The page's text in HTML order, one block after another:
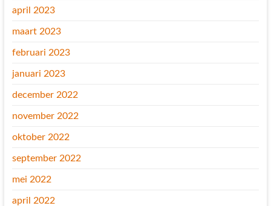
april 2023
maart 2023
februari 2023
januari 2023
december 2022
november 2022
oktober 2022
september 2022
mei 2022
april 2022